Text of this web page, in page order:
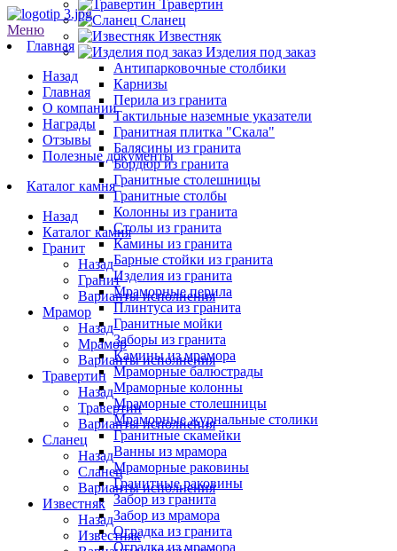
Травертин
Сланец
Известняк
Изделия под заказ
Антипарковочные столбики
Карнизы
Перила из гранита
Тактильные наземные указатели
Гранитная плитка "Скала"
Балясины из гранита
Бордюр из гранита
Гранитные столешницы
Гранитные столбы
Колонны из гранита
Столы из гранита
Камины из гранита
Барные стойки из гранита
Изделия из гранита
Мраморные перила
Плинтуса из гранита
Гранитные мойки
Заборы из гранита
Камины из мрамора
Мраморные балюстрады
Мраморные колонны
Мраморные столешницы
Мраморные журнальные столики
Гранитные скамейки
Ванны из мрамора
Мраморные раковины
Гранитные раковины
Забор из гранита
Забор из мрамора
Оградка из гранита
Оградка из мрамора
Меню
Главная
Назад
Главная
О компании
Награды
Отзывы
Полезные документы
Каталог камня
Назад
Каталог камня
Гранит
Назад
Гранит
Варианты исполнения
Мрамор
Назад
Мрамор
Варианты исполнения
Травертин
Назад
Травертин
Варианты исполнения
Сланец
Назад
Сланец
Варианты исполнения
Известняк
Назад
Известняк